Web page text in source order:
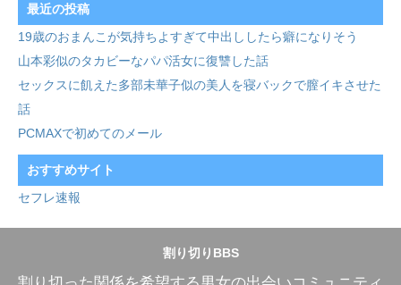
最近の投稿
19歳のおまんこが気持ちよすぎて中出ししたら癖になりそう
山本彩似のタカビーなパパ活女に復讐した話
セックスに飢えた多部未華子似の美人を寝バックで膣イキさせた
話
PCMAXで初めてのメール
おすすめサイト
セフレ速報
割り切りBBS